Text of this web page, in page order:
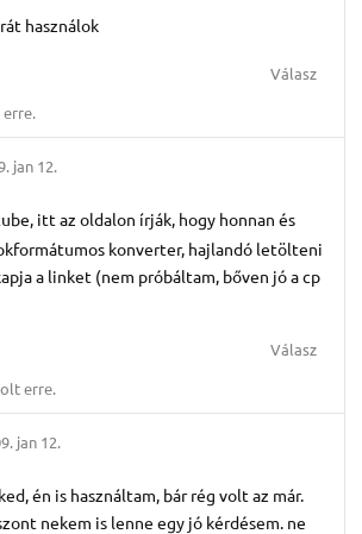
használok
Válasz
jan 12.
itt az oldalon írják, hogy honnan és
konverter, hajlandó letölteni
a linket (nem próbáltam, bőven jó a cp
Válasz
erre.
jan 12.
én is használtam, bár rég volt az már.
nekem is lenne egy jó kérdésem. ne